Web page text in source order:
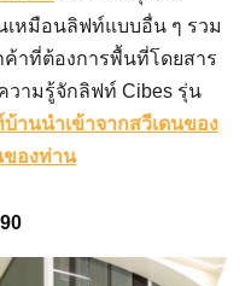
หมือนลิฟท์แบบอื่น ๆ รวม
ค้าที่ต้องการพื้นที่โดยสาร
ามรู้จักลิฟท์ Cibes รุ่น
านนำเข้าจากสวีเดนของ
ของท่าน